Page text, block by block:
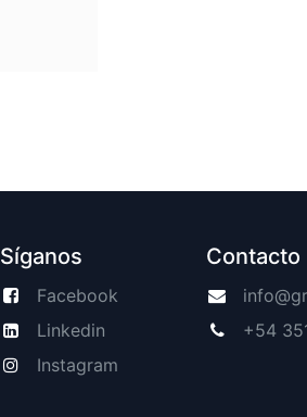
Síganos
Facebook
Linkedin
Instagram
Contacto
+54